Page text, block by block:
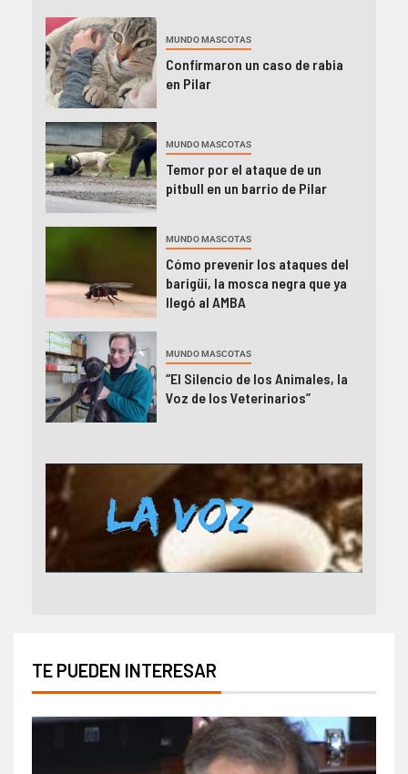
MUNDO MASCOTAS
Confirmaron un caso de rabia
en Pilar
MUNDO MASCOTAS
Temor por el ataque de un
pitbull en un barrio de Pilar
MUNDO MASCOTAS
Cómo prevenir los ataques del
barigüí, la mosca negra que ya
llegó al AMBA
MUNDO MASCOTAS
“El Silencio de los Animales, la
Voz de los Veterinarios”
TE PUEDEN INTERESAR